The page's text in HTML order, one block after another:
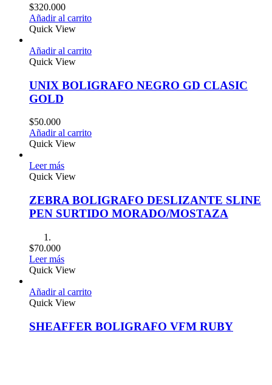
$320.000
Añadir al carrito
Quick View
Añadir al carrito
Quick View
UNIX BOLIGRAFO NEGRO GD CLASIC
GOLD
$50.000
Añadir al carrito
Quick View
Leer más
Quick View
ZEBRA BOLIGRAFO DESLIZANTE SLINE
PEN SURTIDO MORADO/MOSTAZA
$70.000
Leer más
Quick View
Añadir al carrito
Quick View
SHEAFFER BOLIGRAFO VFM RUBY